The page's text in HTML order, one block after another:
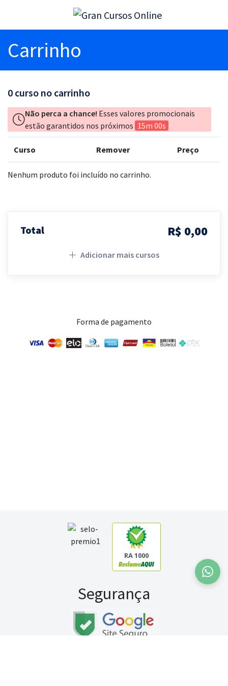
Carrinho
0 curso no carrinho
Não perca a chance! Esses valores promocionais
estão garantidos nos próximos 15m 00s
Curso Remover Preço
Nenhum produto foi incluído no carrinho.
Total R$ 0,00
Adicionar mais cursos
Forma de pagamento
RA 1000
Segurança